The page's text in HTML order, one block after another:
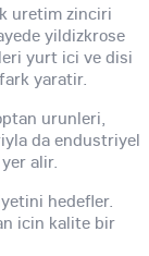
uretim zinciri
yildizkrose
yurt ici ve disi
yaratir.
urunleri,
da endustriyel
alir.
hedefler.
icin kalite bir